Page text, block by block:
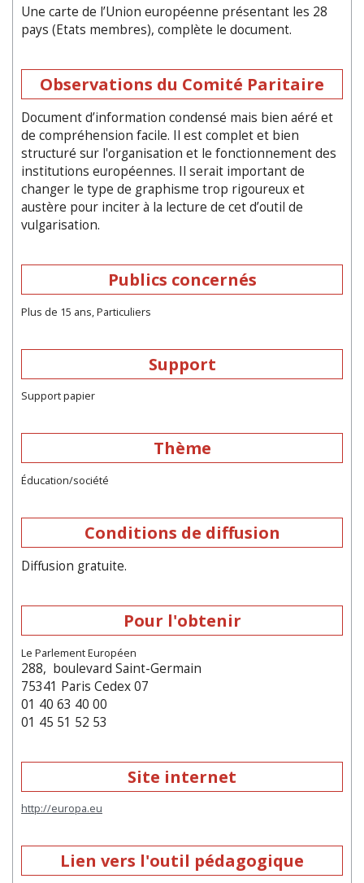
Une carte de l’Union européenne présentant les 28
pays (Etats membres), complète le document.
Observations du Comité Paritaire
Document d’information condensé mais bien aéré et
de compréhension facile. Il est complet et bien
structuré sur l'organisation et le fonctionnement des
institutions européennes. Il serait important de
changer le type de graphisme trop rigoureux et
austère pour inciter à la lecture de cet d’outil de
vulgarisation.
Publics concernés
Plus de 15 ans, Particuliers
Support
Support papier
Thème
Éducation/société
Conditions de diffusion
Diffusion gratuite.
Pour l'obtenir
Le Parlement Européen
288, boulevard Saint-Germain
75341 Paris Cedex 07
01 40 63 40 00
01 45 51 52 53
Site internet
http://europa.eu
Lien vers l'outil pédagogique